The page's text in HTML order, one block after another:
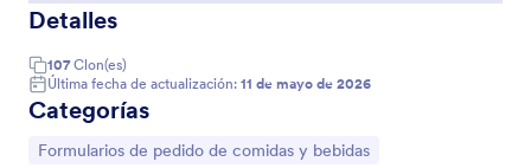
Detalles
107 Clon(es)
Última fecha de actualización: 11 de mayo de 2026
Categorías
Ir a Categoría:
Formularios de pedido de comidas y bebidas
Pedido Popkids